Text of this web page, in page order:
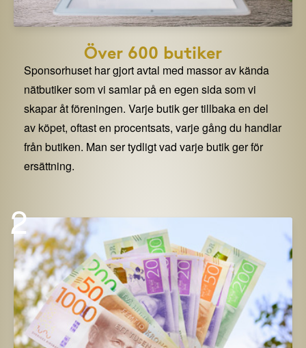
Över 600 butiker
Sponsorhuset har gjort avtal med massor av kända
nätbutiker som vi samlar på en egen sida som vi
skapar åt föreningen. Varje butik ger tillbaka en del
av köpet, oftast en procentsats, varje gång du handlar
från butiken. Man ser tydligt vad varje butik ger för
ersättning.
2